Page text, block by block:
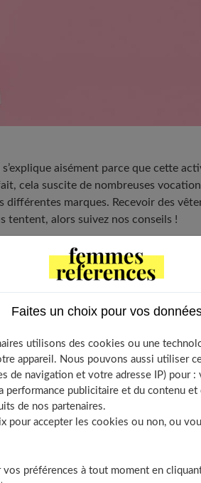
aisément parce que cette
cela suscite de nombreuses
marques. Recevoir des
tentent, alors suivez nos conseils !
: que cela signifie-t-il ?
qui sera unique
publications
dans votre activité
Faites un choix pour vos
utilisons des cookies ou une
appareil. Nous pouvons aussi utiliser
de navigation et votre adresse IP) pour
performance publicitaire et du contenu et
de nos partenaires.
pour accepter les cookies ou non, ou
préférences à tout moment en